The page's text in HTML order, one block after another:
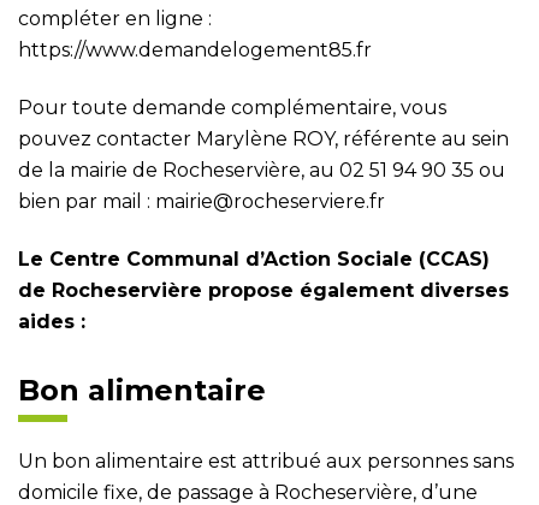
compléter en ligne :
https://www.demandelogement85.fr
Pour toute demande complémentaire, vous
pouvez contacter Marylène ROY, référente au sein
de la mairie de Rocheservière, au 02 51 94 90 35 ou
bien par mail : mairie@rocheserviere.fr
Le Centre Communal d’Action Sociale (CCAS)
de Rocheservière propose également diverses
aides :
Bon alimentaire
Un bon alimentaire est attribué aux personnes sans
domicile fixe, de passage à Rocheservière, d’une